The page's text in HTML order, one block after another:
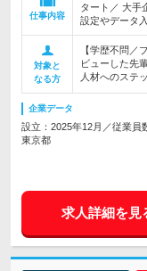
仕事内容
タート／ 大手
設定やデータ
対象と
なる方
【学歴不問／
ビューした先
人材へのステ
企業データ
設立：2025年12月／従業員
東京都
求人詳細を見